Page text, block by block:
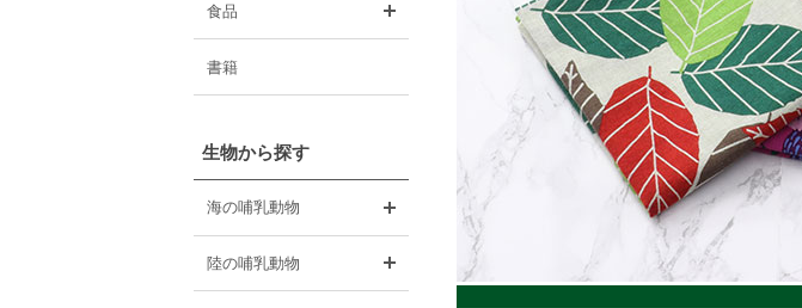
食品
書籍
生物から探す
海の哺乳動物
陸の哺乳動物